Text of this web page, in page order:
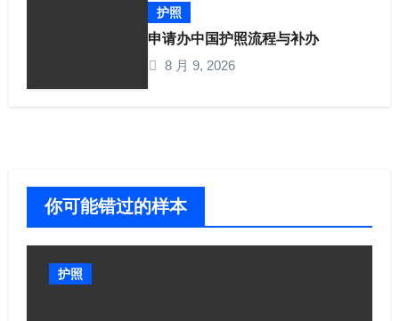
护照
申请办中国护照流程与补办
8 月 9, 2026
你可能错过的样本
护照